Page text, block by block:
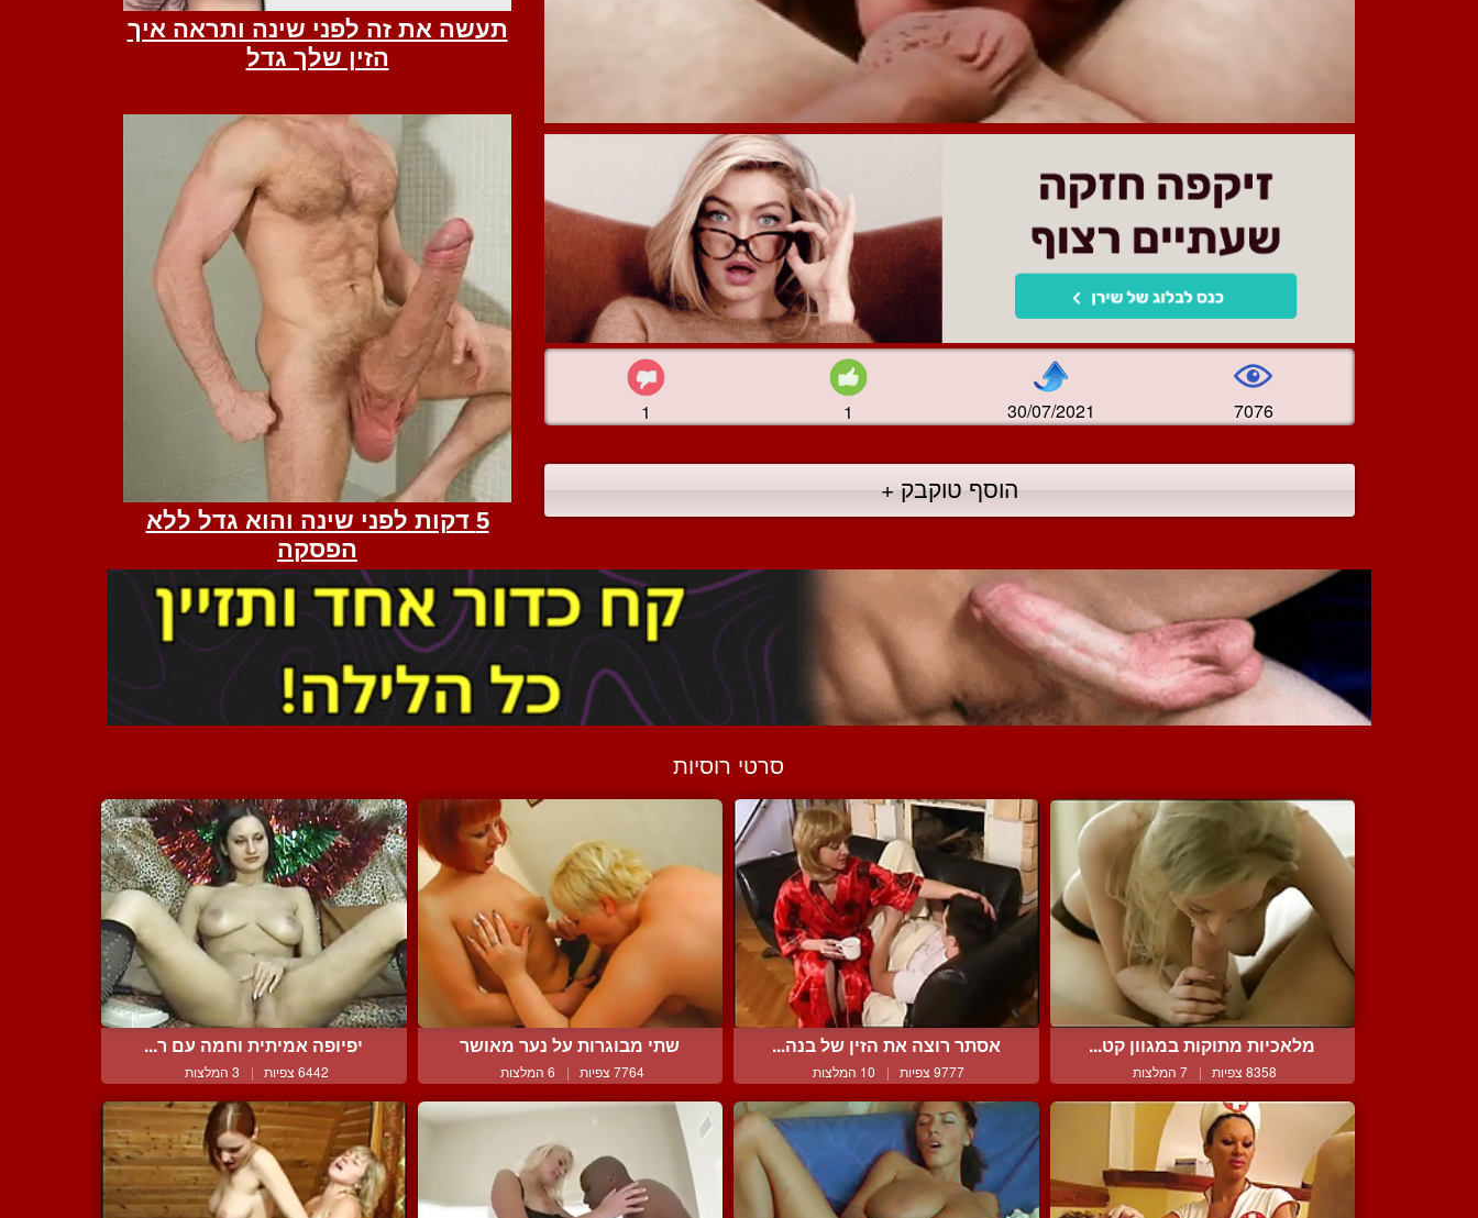
1 1 30/07/2021 7076
הוסף טוקבק +
סרטי רוסיות
מלאכיות מתוקות במגוון קט...
8358 צפיות | 7 המלצות
אסתר רוצה את הזין של בנה...
9777 צפיות | 10 המלצות
שתי מבוגרות על נער מאושר
7764 צפיות | 6 המלצות
יפיופה אמיתית וחמה עם ר...
6442 צפיות | 3 המלצות